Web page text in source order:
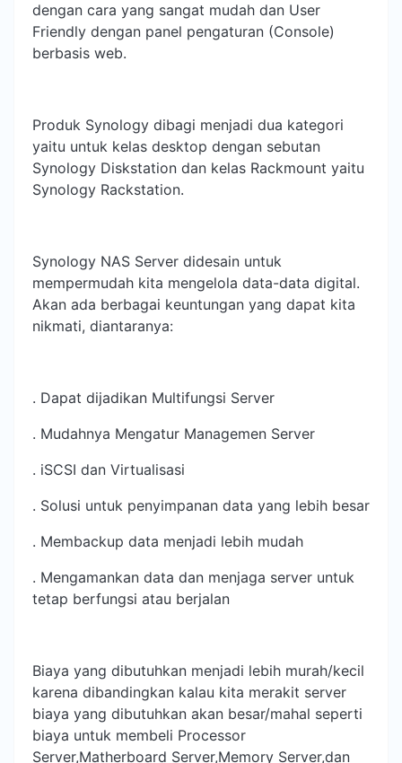
dengan cara yang sangat mudah dan User
Friendly dengan panel pengaturan (Console)
berbasis web.
Produk Synology dibagi menjadi dua kategori
yaitu untuk kelas desktop dengan sebutan
Synology Diskstation dan kelas Rackmount yaitu
Synology Rackstation.
Synology NAS Server didesain untuk
mempermudah kita mengelola data-data digital.
Akan ada berbagai keuntungan yang dapat kita
nikmati, diantaranya:
. Dapat dijadikan Multifungsi Server
. Mudahnya Mengatur Managemen Server
. iSCSI dan Virtualisasi
. Solusi untuk penyimpanan data yang lebih besar
. Membackup data menjadi lebih mudah
. Mengamankan data dan menjaga server untuk
tetap berfungsi atau berjalan
Biaya yang dibutuhkan menjadi lebih murah/kecil
karena dibandingkan kalau kita merakit server
biaya yang dibutuhkan akan besar/mahal seperti
biaya untuk membeli Processor
Server,Matherboard Server,Memory Server,dan